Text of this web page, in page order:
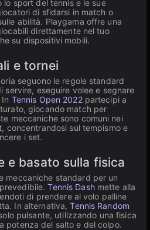
lo sport del tennis e le sue
di sfidarsi in match o
abilità. Playgama offre una
direttamente nel tuo
su dispositivi mobili.
e tornei
seguono le regole standard
servire, eseguire volee e segnare
Tennis Open 2022partecipi a
giocando match per
meccaniche sono comuni nei
, concentrandosi sul tempismo e
i set.
e basato sulla fisica
meccaniche standard per un
Tennis Dashmette alla
di prendere al volo palline
In alternativa,Tennis Random
pulsante, utilizzando una fisica
potenza del salto e del colpo.